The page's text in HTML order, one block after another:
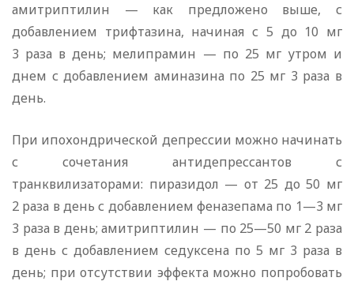
амитриптилин — как предложено выше, с
добавлением трифтазина, начиная с 5 до 10 мг
3 раза в день; мелипрамин — по 25 мг утром и
днем с добавлением аминазина по 25 мг 3 раза в
день.
При ипохондрической депрессии можно начинать
с сочетания антидепрессантов с
транквилизаторами: пиразидол — от 25 до 50 мг
2 раза в день с добавлением феназепама по 1—3 мг
3 раза в день; амитриптилин — по 25—50 мг 2 раза
в день с добавлением седуксена по 5 мг 3 раза в
день; при отсутствии эффекта можно попробовать